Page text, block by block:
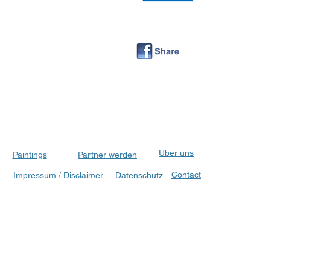
Paintings Partner werden Über uns
Impressum / Disclaimer Datenschutz Contact